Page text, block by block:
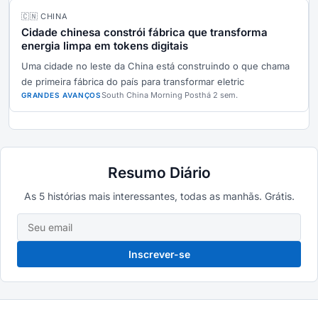
🇨🇳 CHINA
Cidade chinesa constrói fábrica que transforma
energia limpa em tokens digitais
Uma cidade no leste da China está construindo o que chama
de primeira fábrica do país para transformar eletric
GRANDES AVANÇOSSouth China Morning Posthá 2 sem.
Resumo Diário
As 5 histórias mais interessantes, todas as manhãs. Grátis.
Inscrever-se